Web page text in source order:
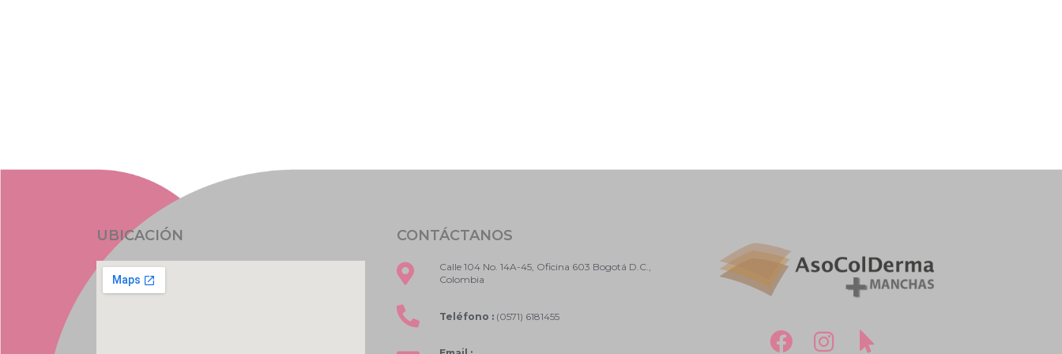
UBICACIÓN CONTÁCTANOS
Calle 104 No. 14A-45, Oficina 603 Bogotá D.C.,
Colombia
Teléfono : (0571) 6181455